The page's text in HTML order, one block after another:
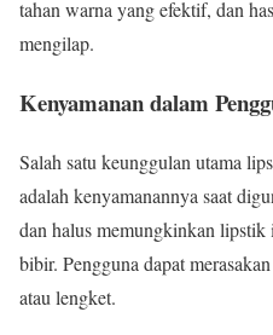
tahan warna yang efektif, dan
mengilap.
Kenyamanan dalam
Salah satu keunggulan utama
adalah kenyamanannya saat
dan halus memungkinkan lipstik
bibir. Pengguna dapat
atau lengket.